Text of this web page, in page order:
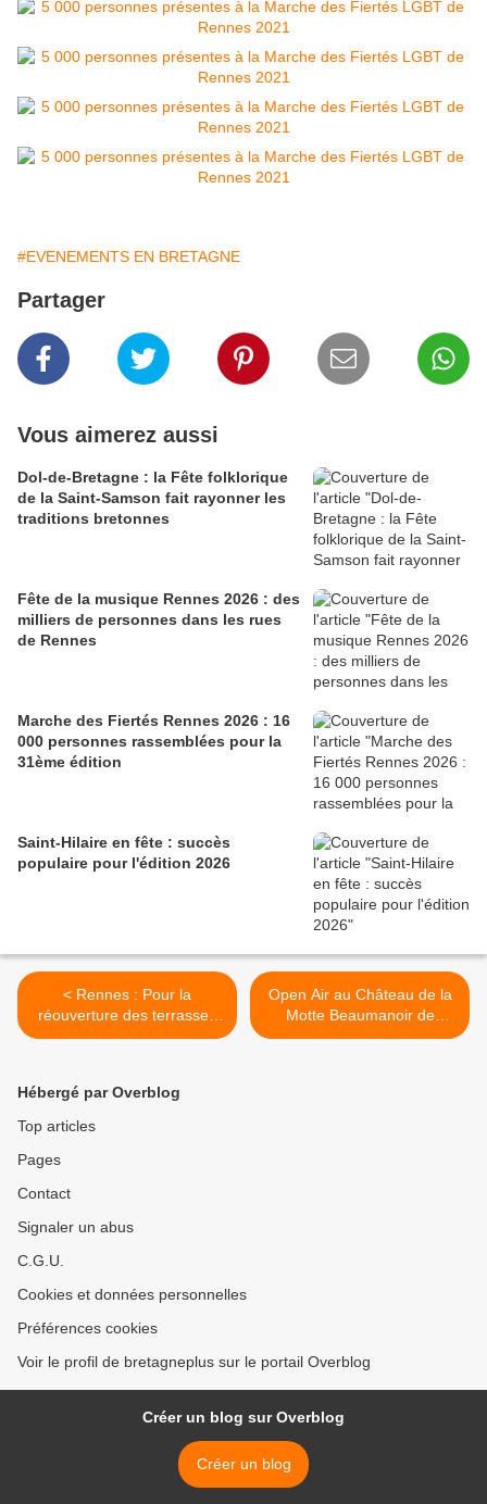
#EVENEMENTS EN BRETAGNE
Partager
Vous aimerez aussi
Dol-de-Bretagne : la Fête folklorique
de la Saint-Samson fait rayonner les
traditions bretonnes
Fête de la musique Rennes 2026 : des
milliers de personnes dans les rues
de Rennes
Marche des Fiertés Rennes 2026 : 16
000 personnes rassemblées pour la
31ème édition
Saint-Hilaire en fête : succès
populaire pour l'édition 2026
< Rennes : Pour la
réouverture des terrasses
des bars et restaurants,
Open Air au Château de la
Motte Beaumanoir de
Pleugueneuc >
Hébergé par Overblog
Top articles
Pages
Contact
Signaler un abus
C.G.U.
Cookies et données personnelles
Préférences cookies
Voir le profil de bretagneplus sur le portail Overblog
Créer un blog sur Overblog
Créer un blog